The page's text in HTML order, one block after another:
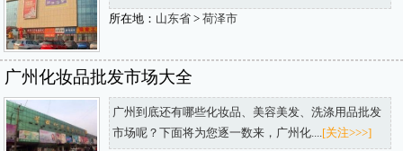
所在地： 山东省> 荷泽市
广州化妆品批发市场大全
广州到底还有哪些化妆品、美容美发、洗涤用品批发
市场呢？下面将为您逐一数来，广州化.... [关注>>>]